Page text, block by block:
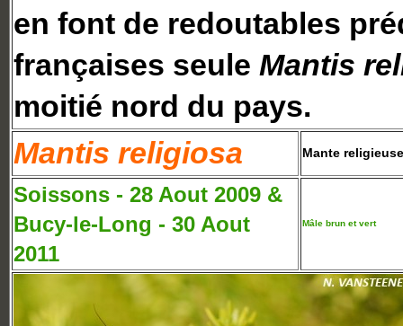
en font de redoutables
françaises seule Mantis
moitié nord du pays.
Mantis religiosa
Mante religieuse
Soissons - 28 Aout 2009 &
Bucy-le-Long - 30 Aout
2011
Mâle brun et vert